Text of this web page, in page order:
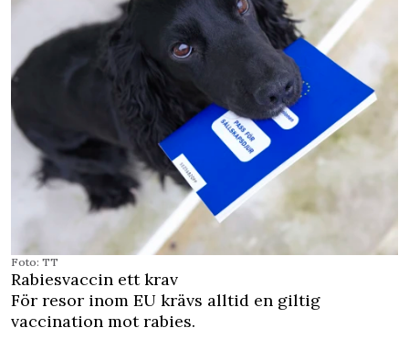
Foto: TT
Rabiesvaccin ett krav
För resor inom EU krävs alltid en giltig
vaccination mot rabies.